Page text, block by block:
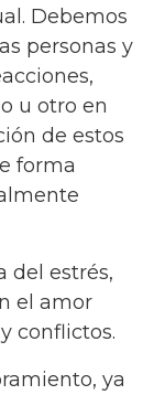
Debemos
personas y
u otro en
de estos
forma
del estrés,
el amor
conflictos.
ya